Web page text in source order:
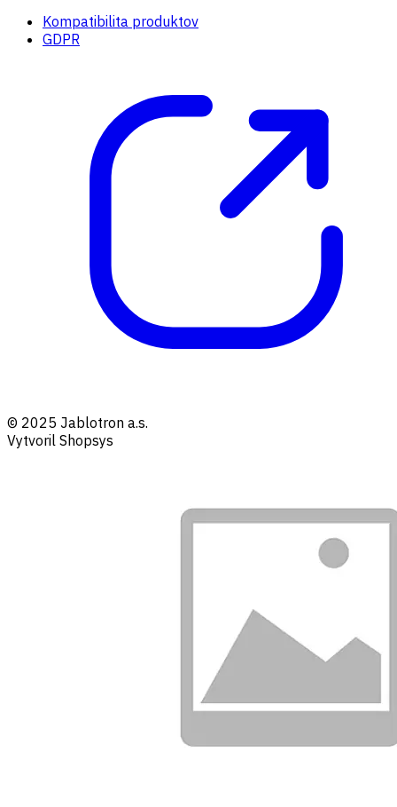
Kompatibilita produktov
GDPR
© 2025 Jablotron a.s.
Vytvoril Shopsys